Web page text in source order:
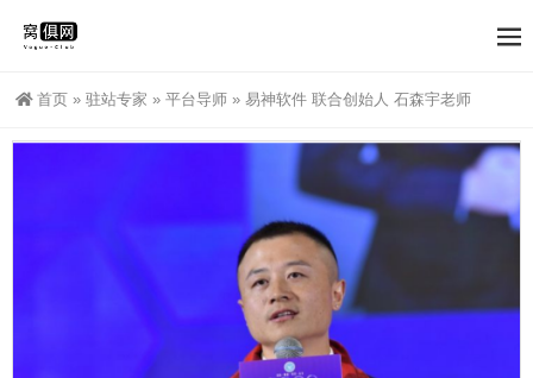
首页 » 驻站专家 » 平台导师 » 易神软件 联合创始人 石森宇老师